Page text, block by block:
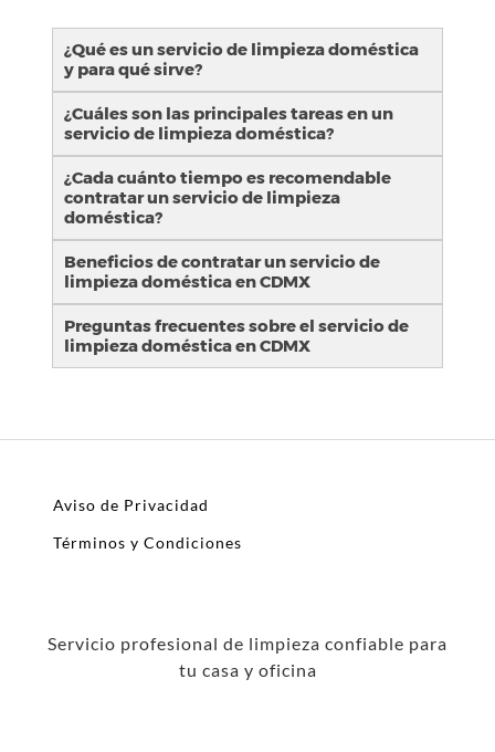
¿Qué es un servicio de limpieza doméstica
y para qué sirve?
¿Cuáles son las principales tareas en un
servicio de limpieza doméstica?
¿Cada cuánto tiempo es recomendable
contratar un servicio de limpieza
doméstica?
Beneficios de contratar un servicio de
limpieza doméstica en CDMX
Preguntas frecuentes sobre el servicio de
limpieza doméstica en CDMX
Aviso de Privacidad
Términos y Condiciones
Servicio profesional de limpieza confiable para
tu casa y oficina